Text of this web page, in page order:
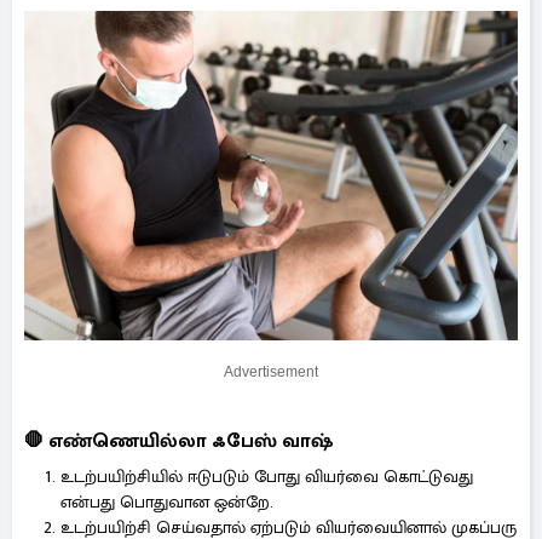
Advertisement
🛑 எண்ணெயில்லா ஃபேஸ் வாஷ்
உடற்பயிற்சியில் ஈடுபடும் போது வியர்வை கொட்டுவது
என்பது பொதுவான ஒன்றே.
உடற்பயிற்சி செய்வதால் ஏற்படும் வியர்வையினால் முகப்பரு